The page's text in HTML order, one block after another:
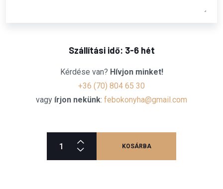
Szállítási idő: 3-6 hét
Kérdése van? Hívjon minket!
+36 (70) 804 65 30
vagy írjon nekünk: febokonyha@gmail.com
KOSÁRBA